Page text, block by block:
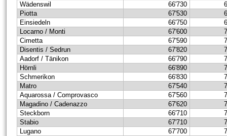
Wädenswil
66'730
Piotta
67'530
Einsiedeln
66'750
Locarno / Monti
67'600
Cimetta
67'590
Disentis / Sedrun
67'820
Aadorf / Tänikon
66'790
Hörnli
66'890
Schmerikon
66'830
Matro
67'540
Aquarossa / Comprovasco
67'560
Magadino / Cadenazzo
67'620
Steckborn
66'710
Stabio
67'710
Lugano
67'700